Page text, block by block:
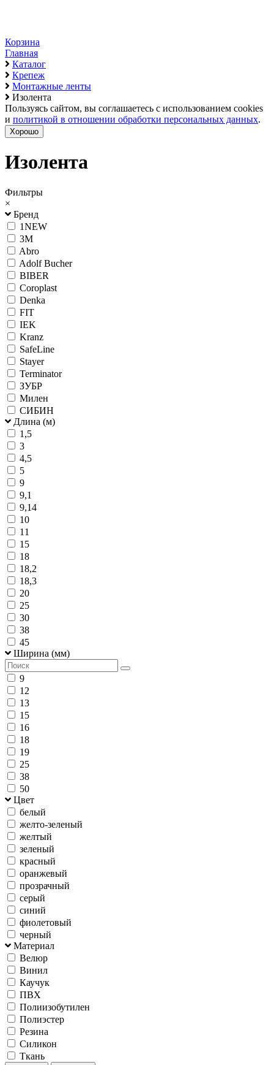
Корзина
Главная
Каталог
Крепеж
Монтажные ленты
Изолента
Пользуясь сайтом, вы соглашаетесь с использованием cookies
и политикой в отношении обработки персональных данных.
Хорошо
Изолента
Фильтры
×
Бренд
1NEW
3M
Abro
Adolf Bucher
BIBER
Coroplast
Denka
FIT
IEK
Kranz
SafeLine
Stayer
Terminator
ЗУБР
Милен
СИБИН
Длина (м)
1,5
3
4,5
5
9
9,1
9,14
10
11
15
18
18,2
18,3
20
25
30
38
45
Ширина (мм)
9
12
13
15
16
18
19
25
38
50
Цвет
белый
желто-зеленый
желтый
зеленый
красный
оранжевый
прозрачный
серый
синий
фиолетовый
черный
Материал
Велюр
Винил
Каучук
ПВХ
Полиизобутилен
Полиэстер
Резина
Силикон
Ткань